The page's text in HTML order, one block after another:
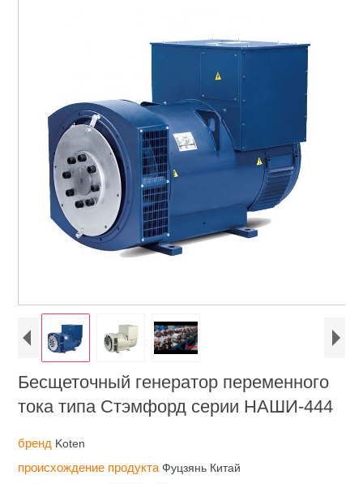
Бесщеточный генератор переменного
тока типа Стэмфорд серии НАШИ-444
бренд Koten
происхождение продуктаФуцзянь Китай